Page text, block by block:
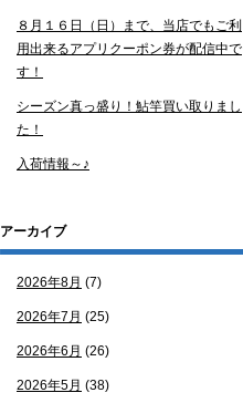
８月１６日（日）まで、当店でもご利
用出来るアプリクーポン券が配信中で
す！
シーズン真っ盛り！鮎竿買い取りまし
た！
入荷情報～♪
アーカイブ
2026年8月 (7)
2026年7月 (25)
2026年6月 (26)
2026年5月 (38)